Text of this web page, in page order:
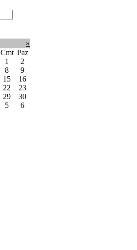
»
Cmt Paz
1
2
8
9
15
16
22
23
29
30
5 6